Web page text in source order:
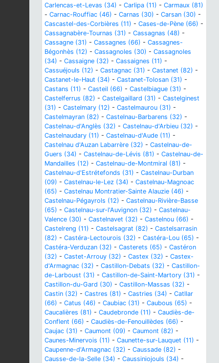
Carlencas-et-Levas (34) - Carlipa (11) - Carmaux (81)
- Carnac-Rouffiac (46) - Carnas (30) - Carsan (30) -
Cascastel-des-Corbières (11) - Cases-de-Pène (66) -
Cassagnabère-Tournas (31) - Cassagnas (48) -
Cassagne (31) - Cassagnes (66) - Cassagnes-
Bégonhès (12) - Cassagnoles (30) - Cassagnoles
(34) - Cassaigne (32) - Cassaignes (11) -
Cassuéjouls (12) - Castagnac (31) - Castanet (82) -
Castanet-le-Haut (34) - Castanet-Tolosan (31) -
Castans (11) - Casteil (66) - Castelbiague (31) -
Castelferrus (82) - Castelgaillard (31) - Castelginest
(31) - Castelmary (12) - Castelmaurou (31) -
Castelmayran (82) - Castelnau-Barbarens (32) -
Castelnau-d'Anglès (32) - Castelnau-d'Arbieu (32) -
Castelnaudary (11) - Castelnau-d'Aude (11) -
Castelnau d'Auzan Labarrère (32) - Castelnau-de-
Guers (34) - Castelnau-de-Lévis (81) - Castelnau-de-
Mandailles (12) - Castelnau-de-Montmiral (81) -
Castelnau-d'Estrétefonds (31) - Castelnau-Durban
(09) - Castelnau-le-Lez (34) - Castelnau-Magnoac
(65) - Castelnau Montratier-Sainte Alauzie (46) -
Castelnau-Pégayrols (12) - Castelnau-Rivière-Basse
(65) - Castelnau-sur-l'Auvignon (32) - Castelnau-
Valence (30) - Castelnavet (32) - Castelnou (66) -
Castelreng (11) - Castelsagrat (82) - Castelsarrasin
(82) - Castéra-Lectourois (32) - Castéra-Lou (65) -
Castéra-Verduzan (32) - Casterets (65) - Castéron
(32) - Castet-Arrouy (32) - Castex (32) - Castex-
d'Armagnac (32) - Castillon-Debats (32) - Castillon-
de-Larboust (31) - Castillon-de-Saint-Martory (31) -
Castillon-du-Gard (30) - Castillon-Massas (32) -
Castin (32) - Castres (81) - Castries (34) - Catllar
(66) - Catus (46) - Caubiac (31) - Caubous (65) -
Caucalières (81) - Caudebronde (11) - Caudiès-de-
Conflent (66) - Caudiès-de-Fenouillèdes (66) -
Caujac (31) - Caumont (09) - Caumont (82) -
Caunes-Minervois (11) - Caunette-sur-Lauquet (11) -
Caupenne-d'Armagnac (32) - Caussade (82) -
Causse-de-la-Selle (34) - Caussiniojouls (34) -